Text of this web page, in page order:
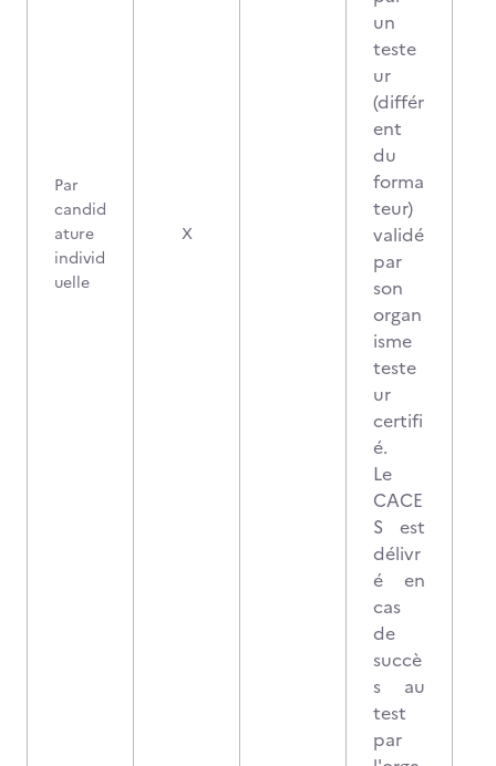
Par
candid
ature
individ
uelle
X
un
teste
ur
(différ
ent
du
forma
teur)
validé
par
son
organ
isme
teste
ur
certifi
é.
Le
CACE
S est
délivr
é en
cas
de
succè
s au
test
par